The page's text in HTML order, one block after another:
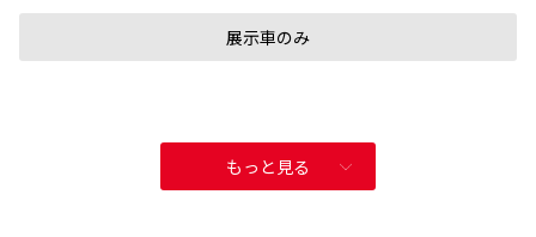
展示車のみ
もっと見る